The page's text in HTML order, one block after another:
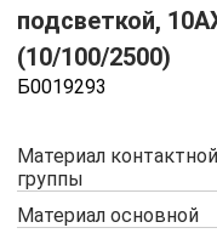
подсветкой,
(10/100/2500)
Б0019293
Материал контактной
группы
Материал основной